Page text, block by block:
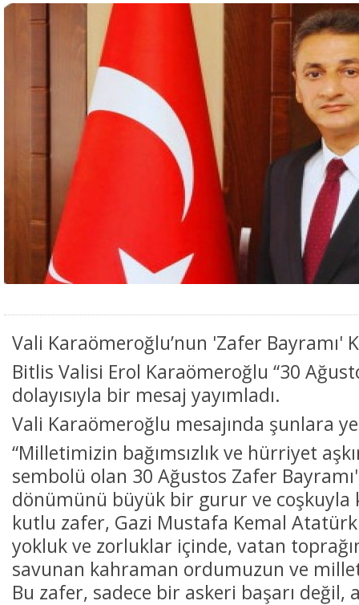
Vali Karaömeroğlu’nun 'Zafer Bayramı'
Bitlis Valisi Erol Karaömeroğlu “30
dolayısıyla bir mesaj yayımladı.
Vali Karaömeroğlu mesajında şunlara
“Milletimizin bağımsızlık ve hürriyet
sembolü olan 30 Ağustos Zafer
dönümünü büyük bir gurur ve coşkuyla
kutlu zafer, Gazi Mustafa Kemal
yokluk ve zorluklar içinde, vatan
savunan kahraman ordumuzun ve
Bu zafer, sadece bir askeri başarı değil,